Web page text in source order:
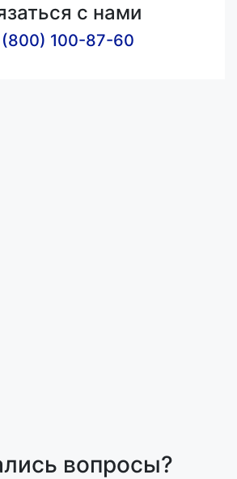
с нами
(800) 100-87-60
вопросы?